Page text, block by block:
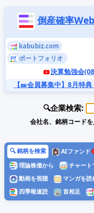
倒産確率Web
kabubiz.com
ポートフォリオ
決算勉強会
【🎫会員募集中】8月特典
🔍企業検索:
会社名、銘柄コード
🔍 銘柄を検索 AIファンド
理論株価から
チャート
動画を視聴
マンガを読
四季報速読
首相足